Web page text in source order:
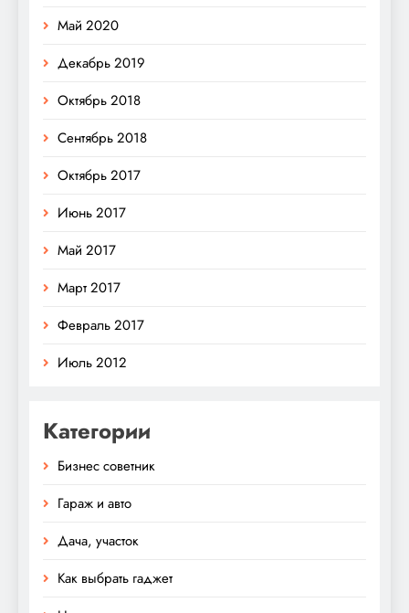
Май 2020
Декабрь 2019
Октябрь 2018
Сентябрь 2018
Октябрь 2017
Июнь 2017
Май 2017
Март 2017
Февраль 2017
Июль 2012
Категории
Бизнес советник
Гараж и авто
Дача, участок
Как выбрать гаджет